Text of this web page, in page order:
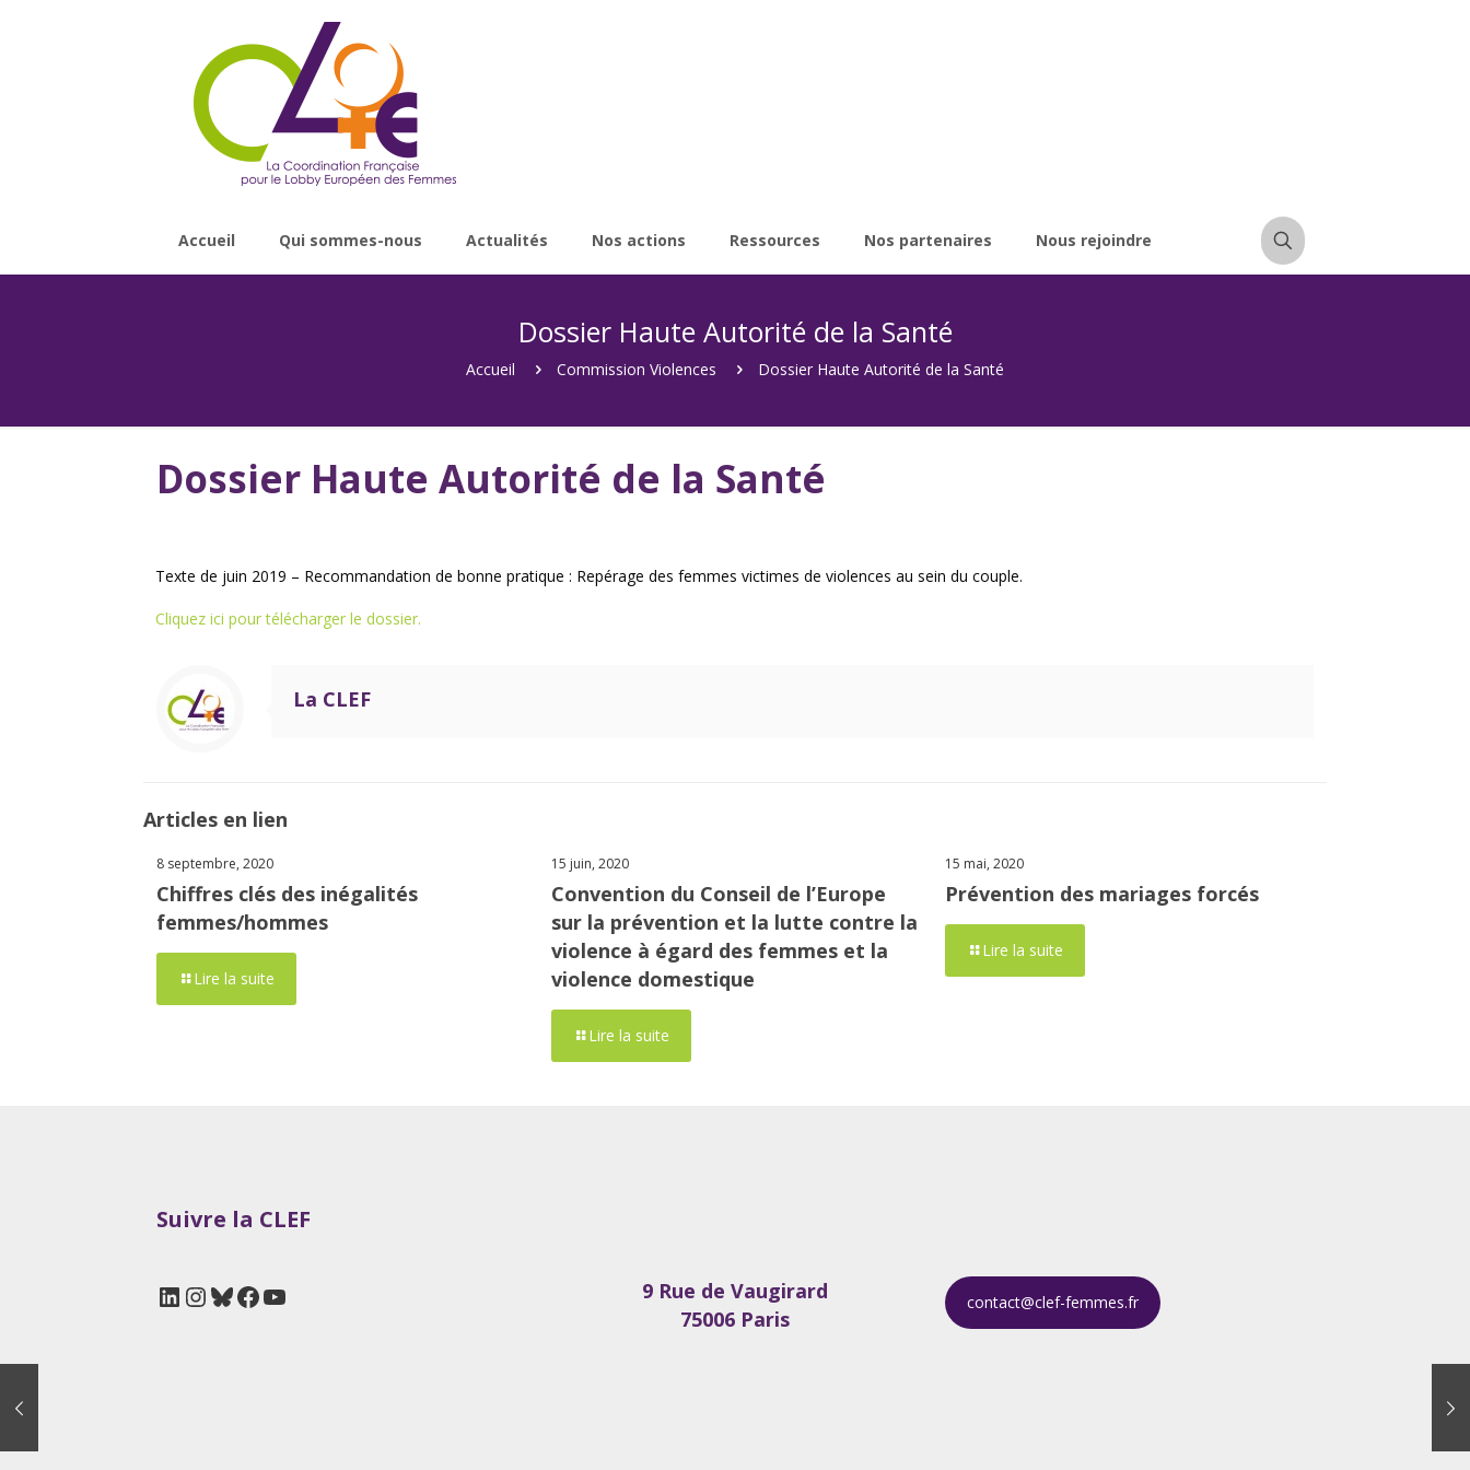
Accueil Qui sommes-nous Actualités Nos actions Ressources Nos partenaires Nous rejoindre
Dossier Haute Autorité de la Santé
Accueil Commission Violences Dossier Haute Autorité de la Santé
Dossier Haute Autorité de la Santé
Texte de juin 2019 – Recommandation de bonne pratique : Repérage des femmes victimes de violences au sein du couple.
Cliquez ici pour télécharger le dossier.
La CLEF
Articles en lien
8 septembre, 2020
Chiffres clés des inégalités
femmes/hommes
Lire la suite
15 juin, 2020
Convention du Conseil de l’Europe
sur la prévention et la lutte contre la
violence à égard des femmes et la
violence domestique
Lire la suite
15 mai, 2020
Prévention des mariages forcés
Lire la suite
Suivre la CLEF
LinkedIn
Instagram
Bluesky
Facebook
YouTube
9 Rue de Vaugirard
75006 Paris
contact@clef-femmes.fr